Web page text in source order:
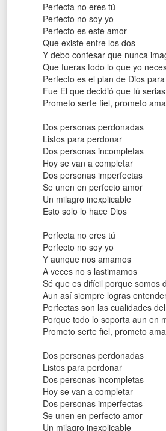
Perfecta no eres tú
Perfecto no soy yo
Perfecto es este amor
Que existe entre los dos
Y debo confesar que nunca
Que fueras todo lo que yo
Perfecto es el plan de Dios
Fue El que decidió que tú
Prometo serte fiel, prometo
Dos personas perdonadas
Listos para perdonar
Dos personas incompletas
Hoy se van a completar
Dos personas imperfectas
Se unen en perfecto amor
Un milagro inexplicable
Esto solo lo hace Dios
Perfecta no eres tú
Perfecto no soy yo
Y aunque nos amamos
A veces no s lastimamos
Sé que es difícil porque somos
Aun así siempre logras
Perfectas son las cualidades
Porque todo lo soporta aun en
Prometo serte fiel, prometo
Dos personas perdonadas
Listos para perdonar
Dos personas incompletas
Hoy se van a completar
Dos personas imperfectas
Se unen en perfecto amor
Un milagro inexplicable